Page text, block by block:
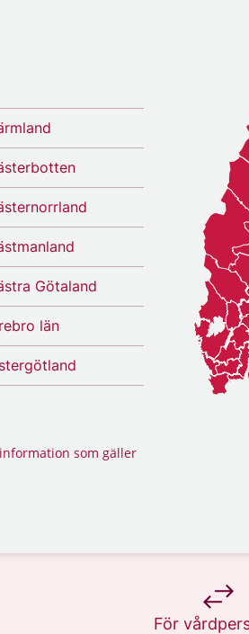
Götaland
län
som gäller
För
på 1177.se